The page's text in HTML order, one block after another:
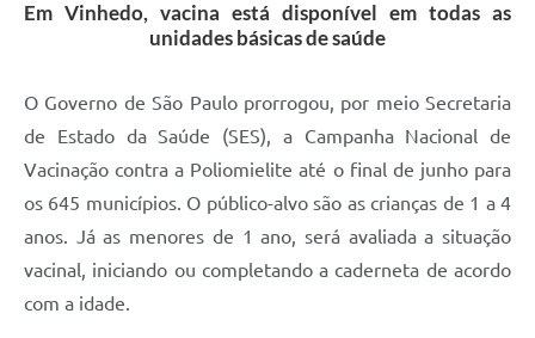
Listagem dos CEPs de Vinhedo
Acesso à Informação
Contratos
Associação dos Servidores Públicos Municipais de
Vinhedo
Audiências Públicas
Carta de Serviços
Em Vinhedo, vacina está disponível em todas as
unidades básicas de saúde
O Governo de São Paulo prorrogou, por meio Secretaria
de Estado da Saúde (SES), a Campanha Nacional de
Vacinação contra a Poliomielite até o final de junho para
os 645 municípios. O público-alvo são as crianças de 1 a 4
anos. Já as menores de 1 ano, será avaliada a situação
vacinal, iniciando ou completando a caderneta de acordo
com a idade.